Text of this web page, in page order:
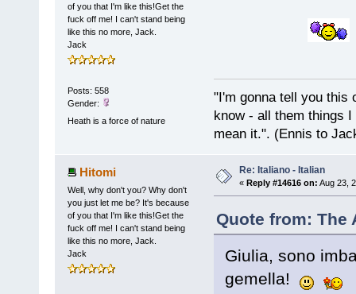
of you that I'm like this!Get the
fuck off me! I can't stand being
like this no more, Jack.
Jack
Posts: 558
Gender:
Heath is a force of nature
"I'm gonna tell you this
know - all them things
mean it.". (Ennis to
Hitomi
Well, why don't you? Why don't
you just let me be? It's because
of you that I'm like this!Get the
fuck off me! I can't stand being
like this no more, Jack.
Jack
Re: Italiano - Italian
« Reply #14616 on: Aug 23,
Quote from: The
Giulia, sono
gemella!